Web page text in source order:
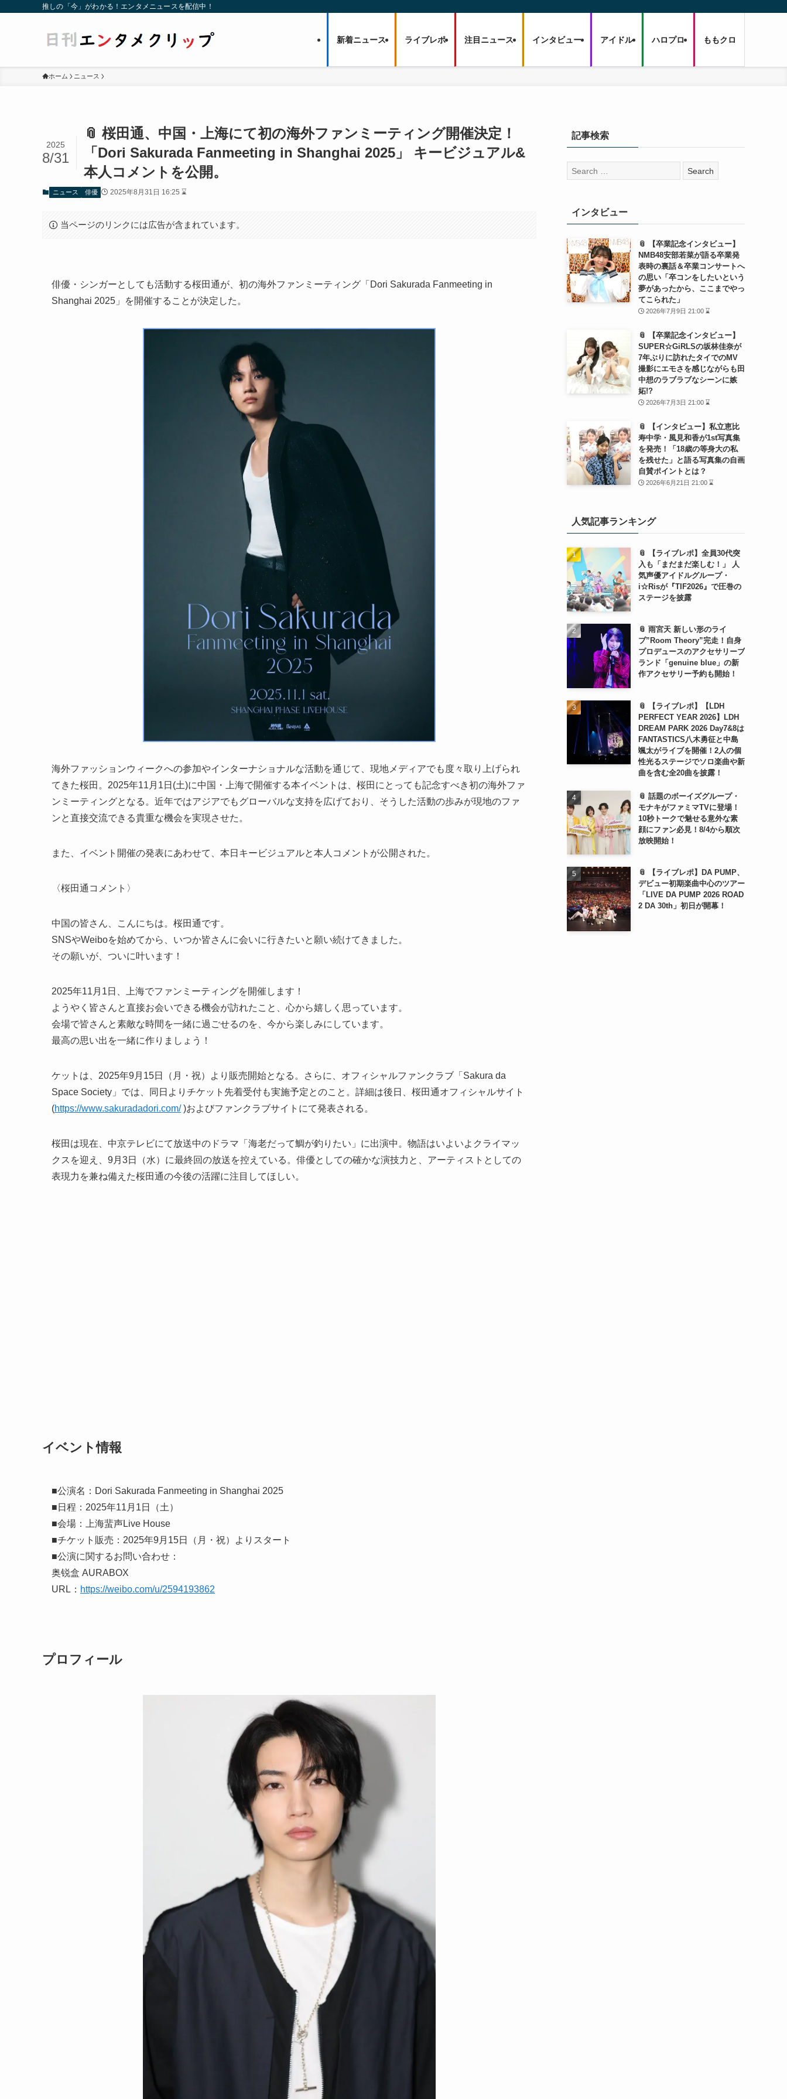
推しの「今」がわかる！エンタメニュースを配信中！
新着ニュース ライブレポ 注目ニュース インタビュー アイドル ハロプロ ももクロ
ホーム ニュース
📎 桜田通、中国・上海にて初の海外ファンミーティング開催決定！
「Dori Sakurada Fanmeeting in Shanghai 2025」 キービジュアル&
本人コメントを公開。
2025
8/31
ニュース 俳優 2025年8月31日 16:25 ⌛
当ページのリンクには広告が含まれています。
俳優・シンガーとしても活動する桜田通が、初の海外ファンミーティング「Dori Sakurada Fanmeeting in
Shanghai 2025」を開催することが決定した。
海外ファッションウィークへの参加やインターナショナルな活動を通じて、現地メディアでも度々取り上げられ
てきた桜田。2025年11月1日(土)に中国・上海で開催する本イベントは、桜田にとっても記念すべき初の海外ファ
ンミーティングとなる。近年ではアジアでもグローバルな支持を広げており、そうした活動の歩みが現地のファ
ンと直接交流できる貴重な機会を実現させた。
また、イベント開催の発表にあわせて、本日キービジュアルと本人コメントが公開された。
〈桜田通コメント〉
中国の皆さん、こんにちは。桜田通です。
SNSやWeiboを始めてから、いつか皆さんに会いに行きたいと願い続けてきました。
その願いが、ついに叶います！
2025年11月1日、上海でファンミーティングを開催します！
ようやく皆さんと直接お会いできる機会が訪れたこと、心から嬉しく思っています。
会場で皆さんと素敵な時間を一緒に過ごせるのを、今から楽しみにしています。
最高の思い出を一緒に作りましょう！
ケットは、2025年9月15日（月・祝）より販売開始となる。さらに、オフィシャルファンクラブ「Sakura da
Space Society」では、同日よりチケット先着受付も実施予定とのこと。詳細は後日、桜田通オフィシャルサイト
(https://www.sakuradadori.com/)およびファンクラブサイトにて発表される。
桜田は現在、中京テレビにて放送中のドラマ「海老だって鯛が釣りたい」に出演中。物語はいよいよクライマッ
クスを迎え、9月3日（水）に最終回の放送を控えている。俳優としての確かな演技力と、アーティストとしての
表現力を兼ね備えた桜田通の今後の活躍に注目してほしい。
イベント情報
■公演名：Dori Sakurada Fanmeeting in Shanghai 2025
■日程：2025年11月1日（土）
■会場：上海蜚声Live House
■チケット販売：2025年9月15日（月・祝）よりスタート
■公演に関するお問い合わせ：
奥锐盒 AURABOX
URL： https://weibo.com/u/2594193862
プロフィール
記事検索
検
索:
インタビュー
📎 【卒業記念インタビュー】
NMB48安部若菜が語る卒業発
表時の裏話＆卒業コンサートへ
の思い「卒コンをしたいという
夢があったから、ここまでやっ
てこられた」
2026年7月9日 21:00 ⌛
📎 【卒業記念インタビュー】
SUPER☆GiRLSの坂林佳奈が
7年ぶりに訪れたタイでのMV
撮影にエモさを感じながらも田
中想のラブラブなシーンに嫉
妬!?
2026年7月3日 21:00 ⌛
📎 【インタビュー】私立恵比
寿中学・風見和香が1st写真集
を発売！「18歳の等身大の私
を残せた」と語る写真集の自画
自賛ポイントとは？
2026年6月21日 21:00 ⌛
人気記事ランキング
📎 【ライブレポ】全員30代突
入も「まだまだ楽しむ！」 人
気声優アイドルグループ・
i☆Risが『TIF2026』で圧巻の
ステージを披露
📎 雨宮天 新しい形のライ
ブ”Room Theory”完走！自身
プロデュースのアクセサリーブ
ランド「genuine blue」の新
作アクセサリー予約も開始！
📎 【ライブレポ】【LDH
PERFECT YEAR 2026】LDH
DREAM PARK 2026 Day7&8は
FANTASTICS八木勇征と中島
颯太がライブを開催！2人の個
性光るステージでソロ楽曲や新
曲を含む全20曲を披露！
📎 話題のボーイズグループ・
モナキがファミマTVに登場！
10秒トークで魅せる意外な素
顔にファン必見！8/4から順次
放映開始！
📎 【ライブレポ】DA PUMP、
デビュー初期楽曲中心のツアー
「LIVE DA PUMP 2026 ROAD
2 DA 30th」初日が開幕！